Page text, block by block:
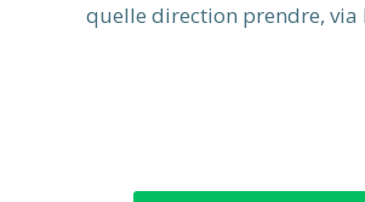
quelle direction prendre, via